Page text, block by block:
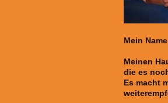
Mein
Meinen
die es
Es macht